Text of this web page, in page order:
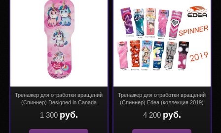
Тренажер для отработки вращений
(Спиннер) Designed in Canada
1 300 руб.
Тренажер для отработки вращений
(Спиннер) Edea (коллекция 2019)
4 200 руб.